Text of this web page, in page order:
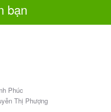
bạn
Phúc
Thị Phượng